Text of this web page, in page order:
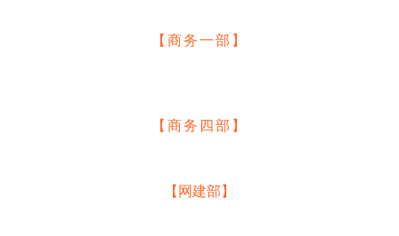
【商务一部】
【商务四部】
【网建部】